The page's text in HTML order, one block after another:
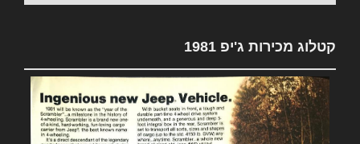
קטלוג מכירות ג'יפ 1981